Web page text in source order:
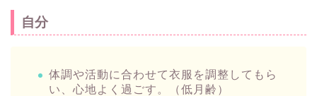
自分
体調や活動に合わせて衣服を調整してもら
い、心地よく過ごす。（低月齢）